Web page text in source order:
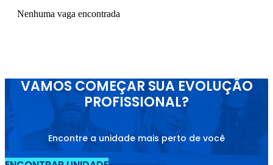
Nenhuma vaga encontrada
VAMOS COMEÇAR SUA EVOLUÇÃO
PROFISSIONAL?
Encontre a unidade mais perto de você